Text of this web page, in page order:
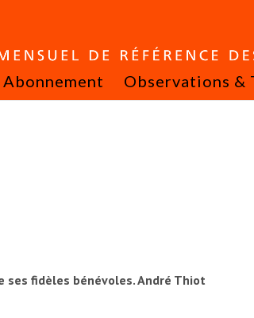
Abonnement Observations &
ses fidèles bénévoles. André Thiot